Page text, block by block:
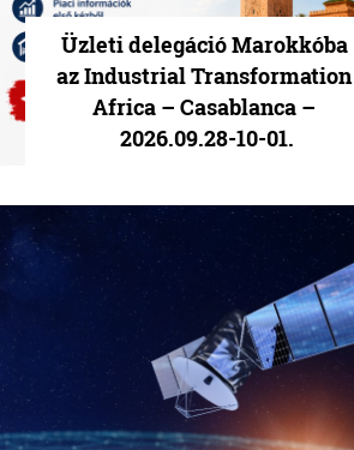
Üzleti delegáció Marokkóba
az Industrial Transformation
Africa – Casablanca –
2026.09.28-10-01.